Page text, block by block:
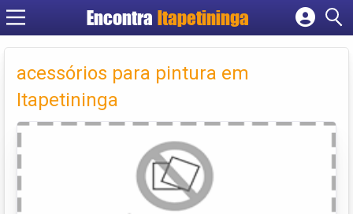
Encontra Itapetininga
Cadastrar empresa
Criar conta
acessórios para pintura em
Itapetininga